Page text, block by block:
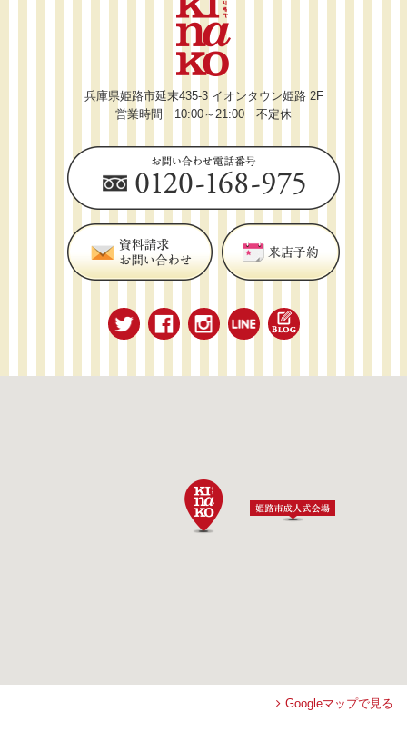
兵庫県姫路市延末435-3 イオンタウン姫路 2F
営業時間 10:00～21:00 不定休
Googleマップで見る